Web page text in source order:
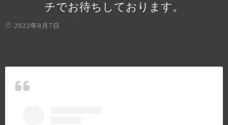
チでお待ちしております。
2022年8月7日